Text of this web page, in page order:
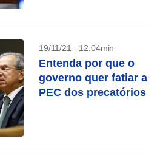
19/11/21 - 12:04min
Entenda por que o
governo quer fatiar a
PEC dos precatórios